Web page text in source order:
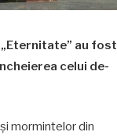
au fost
celui de-
mormintelor din